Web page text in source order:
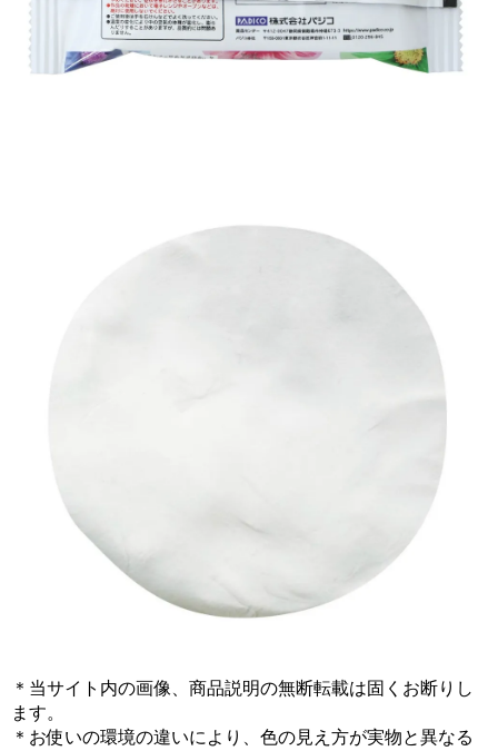
＊当サイト内の画像、商品説明の無断転載は固くお断りし
ます。
＊お使いの環境の違いにより、色の見え方が実物と異なる